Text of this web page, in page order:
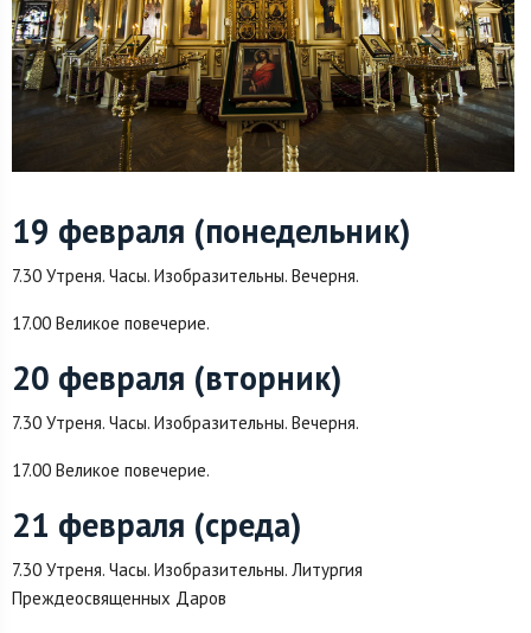
19 февраля (понедельник)
7.30 Утреня. Часы. Изобразительны. Вечерня.
17.00 Великое повечерие.
20 февраля (вторник)
7.30 Утреня. Часы. Изобразительны. Вечерня.
17.00 Великое повечерие.
21 февраля (среда)
7.30 Утреня. Часы. Изобразительны. Литургия
Преждеосвященных Даров